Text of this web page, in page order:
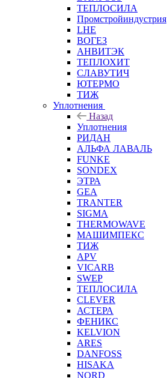
ТЕПЛОСИЛА
Промстройиндустрия
LHE
ВОГЕЗ
АНВИТЭК
ТЕПЛОХИТ
СЛАВУТИЧ
ЮТЕРМО
ТИЖ
Уплотнения
Назад
Уплотнения
РИДАН
АЛЬФА ЛАВАЛЬ
FUNKE
SONDEX
ЭТРА
GEA
TRANTER
SIGMA
THERMOWAVE
МАШИМПЕКС
ТИЖ
APV
VICARB
SWEP
ТЕПЛОСИЛА
CLEVER
АСТЕРА
ФЕНИКС
KELVION
ARES
DANFOSS
HISAKA
NORD